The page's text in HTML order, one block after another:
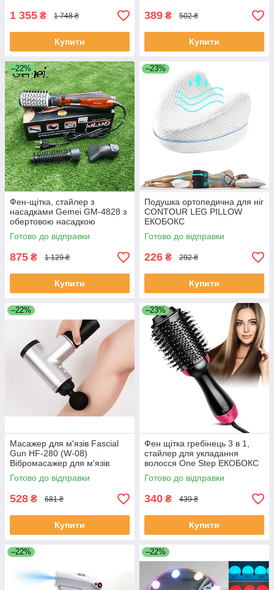
1 355 ₴ 1 748 ₴
Купити
389 ₴ 502 ₴
Купити
–22%
Фен-щітка, стайлер з
насадками Gemei GM-4828 з
обертовою насадкою
ЕКОБОКС
Готово до відправки
875 ₴ 1 129 ₴
Купити
–23%
Подушка ортопедична для ніг
CONTOUR LEG PILLOW
ЕКОБОКС
Готово до відправки
226 ₴ 292 ₴
Купити
–22%
Масажер для м'язів Fascial
Gun HF-280 (W-08)
Вібромасажер для м'язів
ЕКОБОКС
Готово до відправки
528 ₴ 681 ₴
Купити
–23%
Фен щітка гребінець 3 в 1,
стайлер для укладання
волосся One Step ЕКОБОКС
Готово до відправки
340 ₴ 439 ₴
Купити
–22% –22%